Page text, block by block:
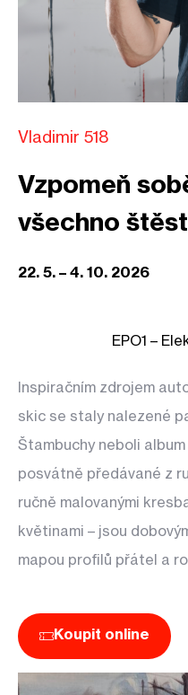
Vladimir 518
Vzpomeň
všechno
22. 5. – 4. 10. 2026
EPO1 –
Inspiračním zdrojem
skic se staly nalezené
Štambuchy neboli
posvátně předávané z
ručně malovanými
květinami – jsou
mapou profilů přátel a
Koupit online